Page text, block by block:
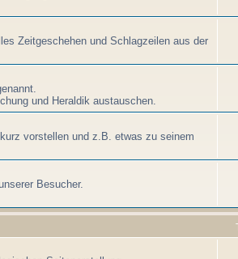
Zeitgeschehen und Schlagzeilen aus der
und Heraldik austauschen.
vorstellen und z.B. etwas zu seinem
Besucher.